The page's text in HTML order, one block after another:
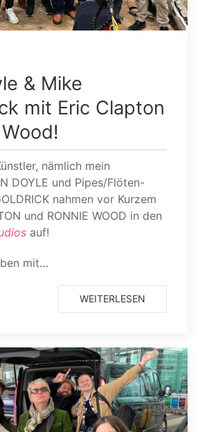
& Mike
mit Eric Clapton
nämlich mein
DOYLE und Pipes/Flöten-
nahmen vor Kurzem
und RONNIE WOOD in den
auf!
mit…
WEITERLESEN